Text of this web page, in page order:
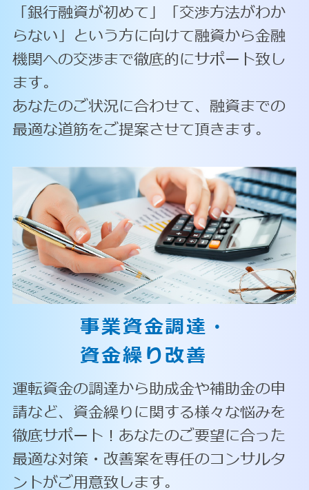
「銀行融資が初めて」「交渉方法がわか
らない」という方に向けて融資から金融
機関への交渉まで徹底的にサポート致し
ます。
あなたのご状況に合わせて、融資までの
最適な道筋をご提案させて頂きます。
事業資金調達・
資金繰り改善
運転資金の調達から助成金や補助金の申
請など、資金繰りに関する様々な悩みを
徹底サポート！あなたのご要望に合った
最適な対策・改善案を専任のコンサルタ
ントがご用意致します。